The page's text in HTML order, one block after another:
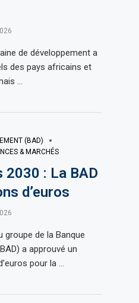
de développement a
des pays africains et
…
(BAD)
& MARCHÉS
2030 : La BAD
d’euros
groupe de la Banque
a approuvé un
pour la …